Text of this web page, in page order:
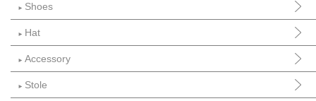
► Shoes
► Hat
► Accessory
► Stole